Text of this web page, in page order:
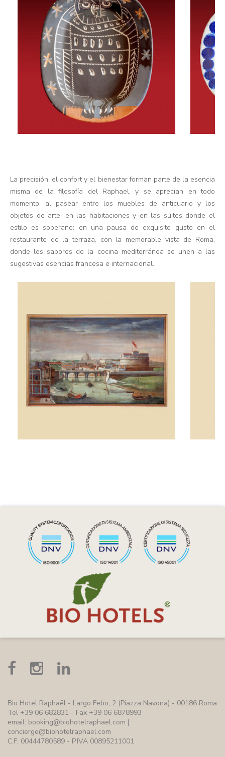
La precisión, el confort y el bienestar forman parte de la esencia
misma de la filosofía del Raphael, y se aprecian en todo
momento: al pasear entre los muebles de anticuario y los
objetos de arte; en las habitaciones y en las suites donde el
estilo es soberano; en una pausa de exquisito gusto en el
restaurante de la terraza, con la memorable vista de Roma,
donde los sabores de la cocina mediterránea se unen a las
sugestivas esencias francesa e internacional.
Bio Hotel Raphaël - Largo Febo, 2 (Piazza Navona) - 00186 Roma
Tel +39 06 682831 - Fax +39 06 6878993
email: booking@biohotelraphael.com |
concierge@biohotelraphael.com
C.F. 00444780589 - P.IVA 00895211001